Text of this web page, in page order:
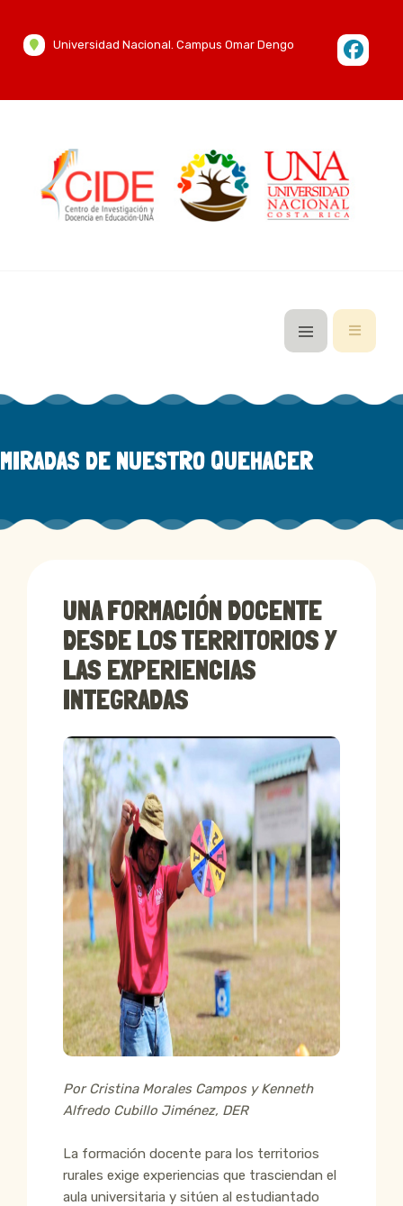
Universidad Nacional. Campus Omar Dengo
MIRADAS DE NUESTRO QUEHACER
UNA FORMACIÓN DOCENTE
DESDE LOS TERRITORIOS Y
LAS EXPERIENCIAS
INTEGRADAS
Por Cristina Morales Campos y Kenneth
Alfredo Cubillo Jiménez, DER
La formación docente para los territorios
rurales exige experiencias que trasciendan el
aula universitaria y sitúen al estudiantado